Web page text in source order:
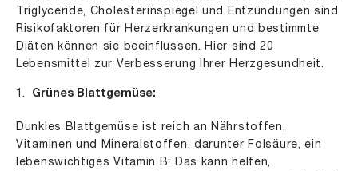
Triglyceride, Cholesterinspiegel und Entzündungen sind
Risikofaktoren für Herzerkrankungen und bestimmte
Diäten können sie beeinflussen. Hier sind 20
Lebensmittel zur Verbesserung Ihrer Herzgesundheit.
Grünes Blattgemüse:
Dunkles Blattgemüse ist reich an Nährstoffen,
Vitaminen und Mineralstoffen, darunter Folsäure, ein
lebenswichtiges Vitamin B; Das kann helfen,